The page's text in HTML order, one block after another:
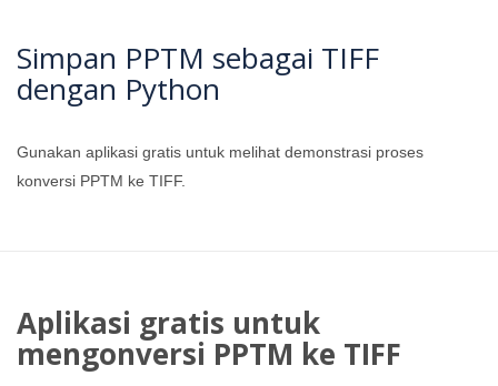
Simpan PPTM sebagai TIFF
dengan Python
Gunakan aplikasi gratis untuk melihat demonstrasi proses
konversi PPTM ke TIFF.
Aplikasi gratis untuk
mengonversi PPTM ke TIFF